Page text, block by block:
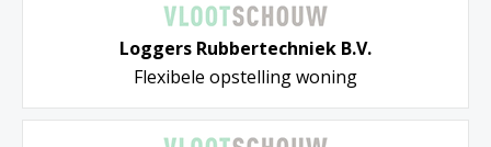
Loggers Rubbertechniek B.V.
Flexibele opstelling woning